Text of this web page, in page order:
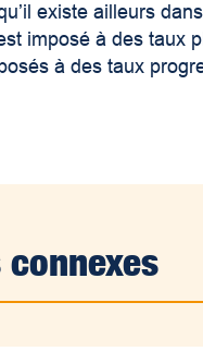
existe ailleurs
imposé à des taux
à des taux